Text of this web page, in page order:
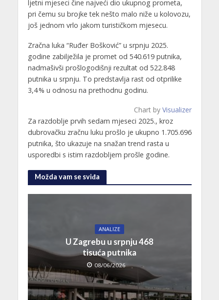
ljetni mjeseci čine najveći dio ukupnog prometa,
pri čemu su brojke tek nešto malo niže u kolovozu,
još jednom vrlo jakom turističkom mjesecu.
Zračna luka “Ruđer Bošković” u srpnju 2025.
godine zabilježila je promet od 540.619 putnika,
nadmašivši prošlogodišnji rezultat od 522.848
putnika u srpnju. To predstavlja rast od otprilike
3,4 % u odnosu na prethodnu godinu.
Chart by Visualizer
Za razdoblje prvih sedam mjeseci 2025., kroz
dubrovačku zračnu luku prošlo je ukupno 1.705.696
putnika, što ukazuje na snažan trend rasta u
usporedbi s istim razdobljem prošle godine.
Možda vam se sviđa
ANALIZE
U Zagrebu u srpnju 468
tisuća putnika
08/06/2026